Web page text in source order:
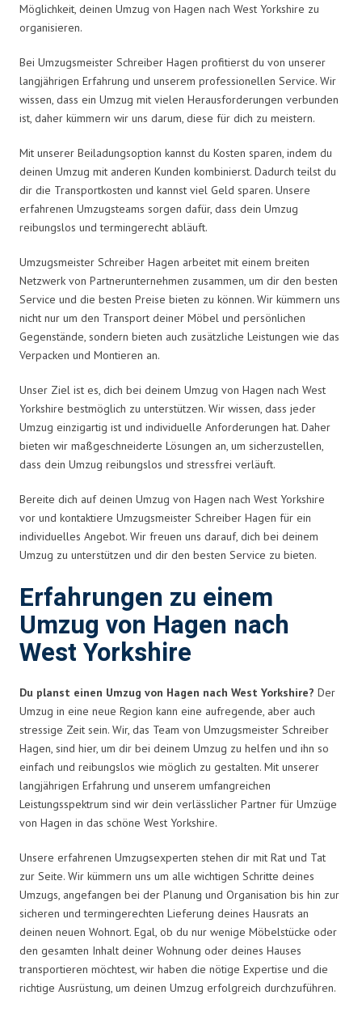
Möglichkeit, deinen Umzug von Hagen nach West Yorkshire zu
organisieren.
Bei Umzugsmeister Schreiber Hagen profitierst du von unserer
langjährigen Erfahrung und unserem professionellen Service. Wir
wissen, dass ein Umzug mit vielen Herausforderungen verbunden
ist, daher kümmern wir uns darum, diese für dich zu meistern.
Mit unserer Beiladungsoption kannst du Kosten sparen, indem du
deinen Umzug mit anderen Kunden kombinierst. Dadurch teilst du
dir die Transportkosten und kannst viel Geld sparen. Unsere
erfahrenen Umzugsteams sorgen dafür, dass dein Umzug
reibungslos und termingerecht abläuft.
Umzugsmeister Schreiber Hagen arbeitet mit einem breiten
Netzwerk von Partnerunternehmen zusammen, um dir den besten
Service und die besten Preise bieten zu können. Wir kümmern uns
nicht nur um den Transport deiner Möbel und persönlichen
Gegenstände, sondern bieten auch zusätzliche Leistungen wie das
Verpacken und Montieren an.
Unser Ziel ist es, dich bei deinem Umzug von Hagen nach West
Yorkshire bestmöglich zu unterstützen. Wir wissen, dass jeder
Umzug einzigartig ist und individuelle Anforderungen hat. Daher
bieten wir maßgeschneiderte Lösungen an, um sicherzustellen,
dass dein Umzug reibungslos und stressfrei verläuft.
Bereite dich auf deinen Umzug von Hagen nach West Yorkshire
vor und kontaktiere Umzugsmeister Schreiber Hagen für ein
individuelles Angebot. Wir freuen uns darauf, dich bei deinem
Umzug zu unterstützen und dir den besten Service zu bieten.
Erfahrungen zu einem
Umzug von Hagen nach
West Yorkshire
Du planst einen Umzug von Hagen nach West Yorkshire? Der
Umzug in eine neue Region kann eine aufregende, aber auch
stressige Zeit sein. Wir, das Team von Umzugsmeister Schreiber
Hagen, sind hier, um dir bei deinem Umzug zu helfen und ihn so
einfach und reibungslos wie möglich zu gestalten. Mit unserer
langjährigen Erfahrung und unserem umfangreichen
Leistungsspektrum sind wir dein verlässlicher Partner für Umzüge
von Hagen in das schöne West Yorkshire.
Unsere erfahrenen Umzugsexperten stehen dir mit Rat und Tat
zur Seite. Wir kümmern uns um alle wichtigen Schritte deines
Umzugs, angefangen bei der Planung und Organisation bis hin zur
sicheren und termingerechten Lieferung deines Hausrats an
deinen neuen Wohnort. Egal, ob du nur wenige Möbelstücke oder
den gesamten Inhalt deiner Wohnung oder deines Hauses
transportieren möchtest, wir haben die nötige Expertise und die
richtige Ausrüstung, um deinen Umzug erfolgreich durchzuführen.